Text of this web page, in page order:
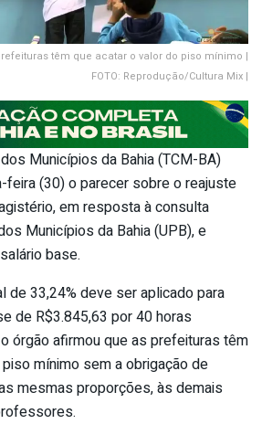
têm que acatar o valor do piso mínimo |
FOTO: Reprodução/Cultura Mix |
Municípios da Bahia (TCM-BA)
feira (30) o parecer sobre o reajuste
em resposta à consulta
Municípios da Bahia (UPB), e
base.
de 33,24% deve ser aplicado para
de R$3.845,63 por 40 horas
órgão afirmou que as prefeituras têm
mínimo sem a obrigação de
mesmas proporções, às demais